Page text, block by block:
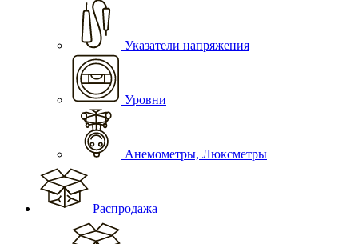
Указатели напряжения
Уровни
Анемометры, Люксметры
Распродажа